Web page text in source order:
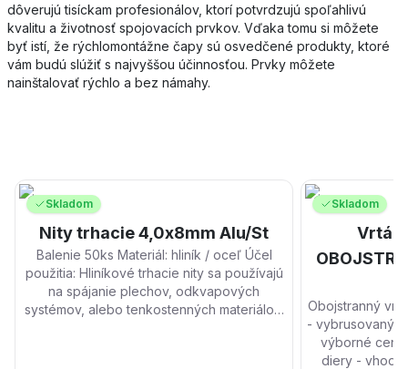
dôverujú tisíckam profesionálov, ktorí potvrdzujú spoľahlivú
kvalitu a životnosť spojovacích prvkov. Vďaka tomu si môžete
byť istí, že rýchlomontážne čapy sú osvedčené produkty, ktoré
vám budú slúžiť s najvyššou účinnosťou. Prvky môžete
nainštalovať rýchlo a bez námahy.
Skladom
Nity trhacie 4,0x8mm Alu/St
Balenie 50ks Materiál: hliník / oceľ Účel
použitia: Hliníkové trhacie nity sa používajú
na spájanie plechov, odkvapových
systémov, alebo tenkostenných materiálov.
Skladom
Vrták
Obojstranný
- vybrusovaný,
výborné
diery -